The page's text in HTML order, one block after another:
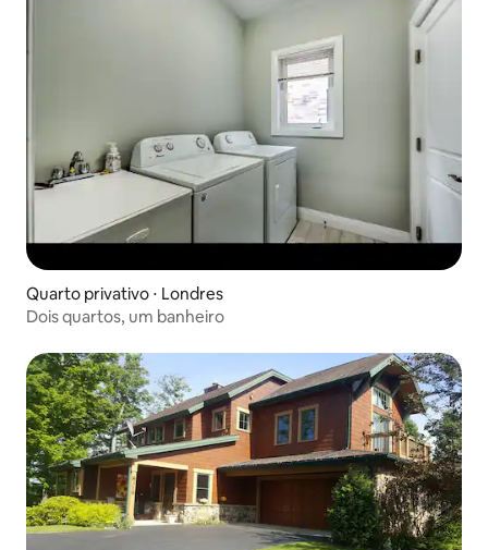
Quarto privativo ⋅ Londres
Dois quartos, um banheiro